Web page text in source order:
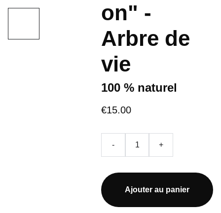
on" -
Arbre de
vie
100 % naturel
€15.00
- +
Ajouter au panier